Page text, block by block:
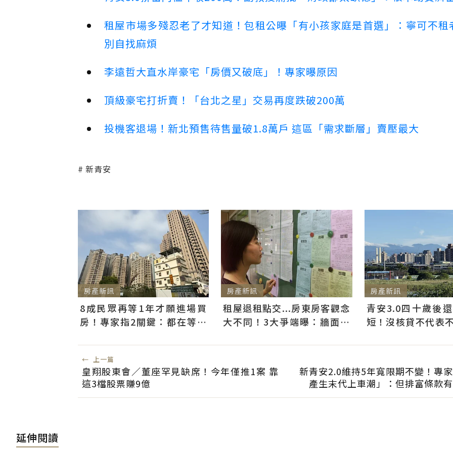
租屋市場多殘忍老了才知道！包租公曝「有小孩家庭是首選」：寧可不租
別自找麻煩
李遠哲大直水岸豪宅「房價又破底」！專家曝原因
頂級豪宅打折賣！「台北之星」交易再度跌破200萬
投機客退場！新北預售待售量破1.8萬戶 這區「需求斷層」賣壓最大
新青安
房產新訊
8成民眾再等1年才願進場買
房！專家指2關鍵：都在等大
房產新訊
租屋退租點交...房東房客觀念
大不同！3大爭端曝：牆面油
房產新訊
青安3.0四十歲後
短！沒核貸不代表
← 上一篇
皇翔股東會／董座罕見缺席！今年僅推1案 靠
這3檔股票賺9億
新青安2.0維持5年寬限期不變！專
產生末代上車潮」：但排富條款
延伸閱讀